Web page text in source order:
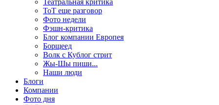
Театральная критика
ТоТ еще разговор
Фото недели
Фэшн-критика
Блог компании Европея
Борщеед
Волк с Кублог стрит
Жы-Шы пиши...
Наши люди
Блоги
Компании
Фото дня